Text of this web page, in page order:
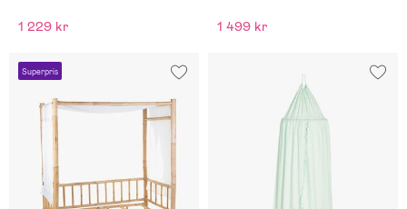
1 229 kr 1 499 kr
Superpris